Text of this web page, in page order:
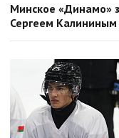
Минское «Динамо»
Сергеем Калининым